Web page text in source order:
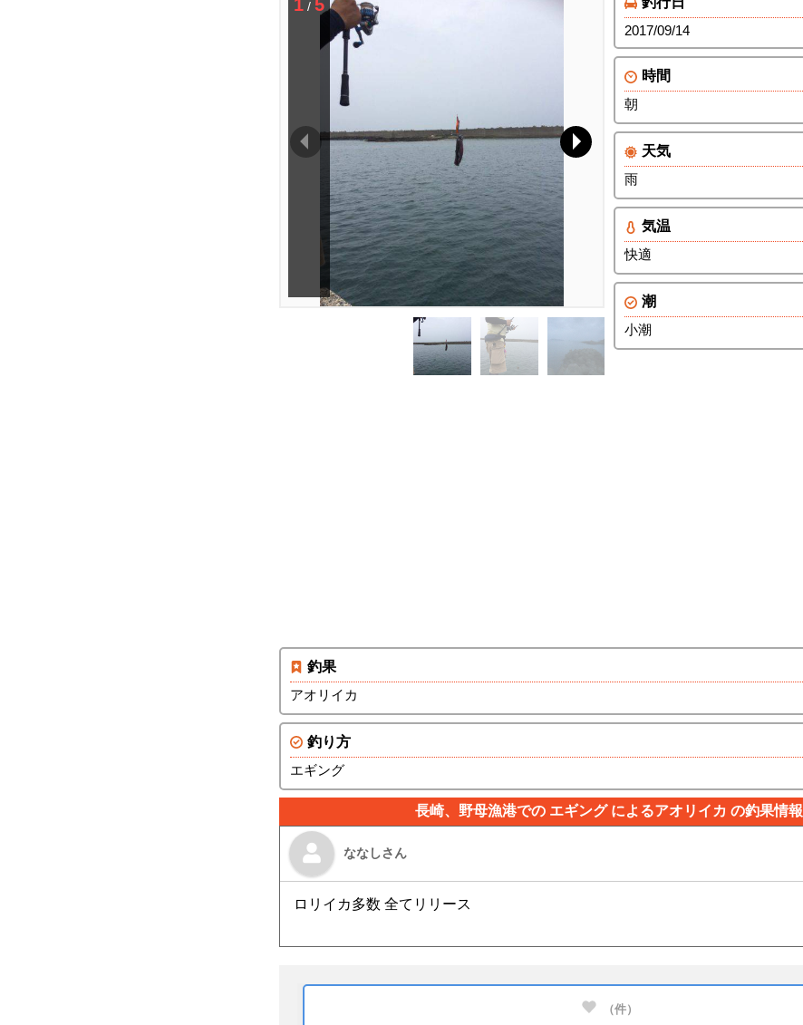
1 / 5
2017/09/14
時間
朝
天気
雨
気温
快適
潮
小潮
釣果
アオリイカ
釣り方
エギング
長崎、野母漁港での エギング によるアオリイカ の釣果情報
ななしさん
ロリイカ多数 全てリリース
（件）